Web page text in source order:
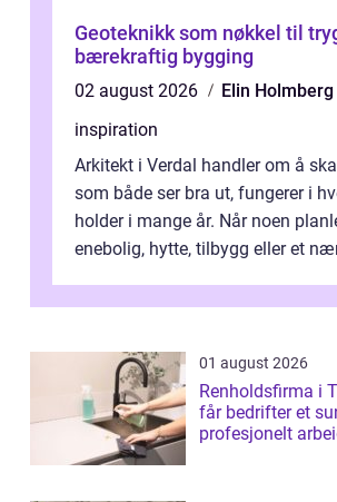
Geoteknikk som nøkkel til
bærekraftig bygging
02 august 2026
Elin
inspiration
Arkitekt i Verdal handler om å
som både ser bra ut, fungerer i
holder i mange år. Når noen
enebolig, hytte, tilbygg eller et
01 august 2026
Renholdsfirma i
får bedrifter et
profesjonelt